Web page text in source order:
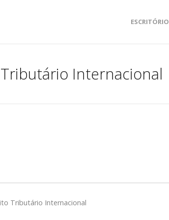
ESCRITÓRIO
Internacional
Tributário Internacional